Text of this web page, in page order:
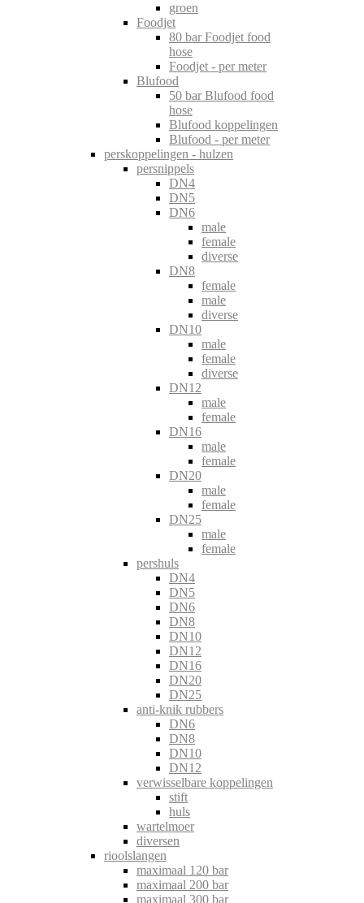
groen
Foodjet
80 bar Foodjet food
hose
Foodjet - per meter
Blufood
50 bar Blufood food
hose
Blufood koppelingen
Blufood - per meter
perskoppelingen - hulzen
persnippels
DN4
DN5
DN6
male
female
diverse
DN8
female
male
diverse
DN10
male
female
diverse
DN12
male
female
DN16
male
female
DN20
male
female
DN25
male
female
pershuls
DN4
DN5
DN6
DN8
DN10
DN12
DN16
DN20
DN25
anti-knik rubbers
DN6
DN8
DN10
DN12
verwisselbare koppelingen
stift
huls
wartelmoer
diversen
rioolslangen
maximaal 120 bar
maximaal 200 bar
maximaal 300 bar